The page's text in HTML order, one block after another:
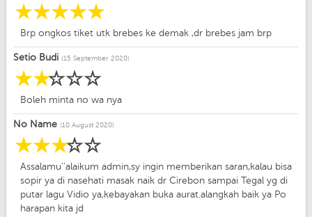
☆
☆
☆
☆
☆
Brp ongkos tiket utk brebes ke demak ,dr brebes jam brp
Setio Budi (15 September 2020)
☆
☆
☆
☆
☆
Boleh minta no wa nya
No Name (10 August 2020)
☆
☆
☆
☆
☆
Assalamu''alaikum admin,sy ingin memberikan saran,kalau bisa
sopir ya di nasehati masak naik dr Cirebon sampai Tegal yg di
putar lagu Vidio ya,kebayakan buka aurat.alangkah baik ya Po
harapan kita jd